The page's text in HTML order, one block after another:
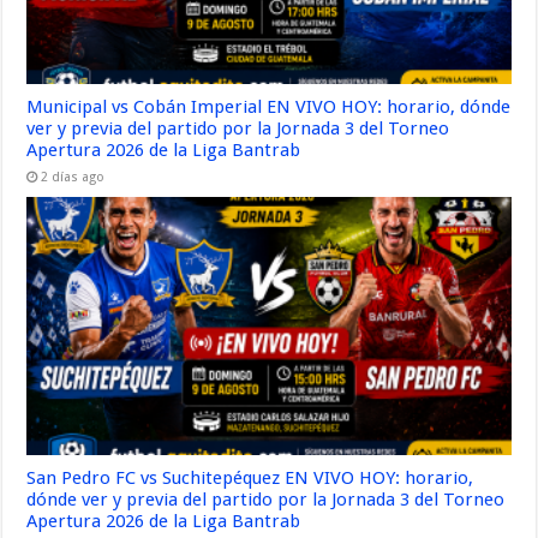
Municipal vs Cobán Imperial EN VIVO HOY: horario, dónde
ver y previa del partido por la Jornada 3 del Torneo
Apertura 2026 de la Liga Bantrab
2 días ago
San Pedro FC vs Suchitepéquez EN VIVO HOY: horario,
dónde ver y previa del partido por la Jornada 3 del Torneo
Apertura 2026 de la Liga Bantrab